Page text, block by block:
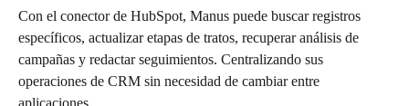
Con el conector de HubSpot, Manus puede buscar registros
específicos, actualizar etapas de tratos, recuperar análisis de
campañas y redactar seguimientos. Centralizando sus
operaciones de CRM sin necesidad de cambiar entre
aplicaciones.